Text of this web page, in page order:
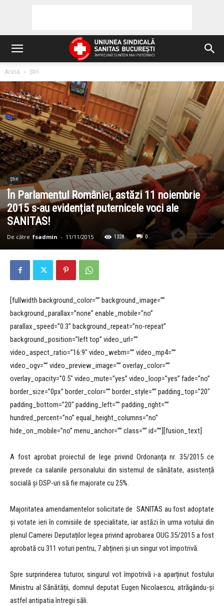
Acasă Știri
Știri
În Parlamentul României, astăzi 11 noiembrie
2015 s-au evidențiat puternicele voci ale
SANITAS!
De către fsadmin - 11/11/2015 1328 0
[fullwidth background_color=”” background_image=””
background_parallax=”none” enable_mobile=”no”
parallax_speed=”0.3″ background_repeat=”no-repeat”
background_position=”left top” video_url=””
video_aspect_ratio=”16:9″ video_webm=”” video_mp4=””
video_ogv=”” video_preview_image=”” overlay_color=””
overlay_opacity=”0.5″ video_mute=”yes” video_loop=”yes” fade=”no”
border_size=”0px” border_color=”” border_style=”” padding_top=”20″
padding_bottom=”20″ padding_left=”” padding_right=””
hundred_percent=”no” equal_height_columns=”no”
hide_on_mobile=”no” menu_anchor=”” class=”” id=””][fusion_text]
A fost aprobat proiectul de lege privind Ordonanţa nr. 35/2015 ce
prevede ca salariile personalului din sistemul de sănătate, asistență
socială și DSP-uri să fie majorate cu 25%.
Majoritatea amendamentelor solicitate de SANITAS au fost adoptate
și votate ieri în comisiile de specialitate, iar astăzi în urma votului din
plenul Camerei Deputaților legea privind aprobarea OUG 35/2015 a fost
aprobată cu 311 voturi pentru, 7 abțineri și un singur vot împotrivă.
Spre surprinderea tuturor, singurul vot împotrivă i-a aparținut fostului
Ministru al Sănătății, domnul deputat Eugen Nicolaescu, atrăgându-și
astfel antipatia întregii săli.